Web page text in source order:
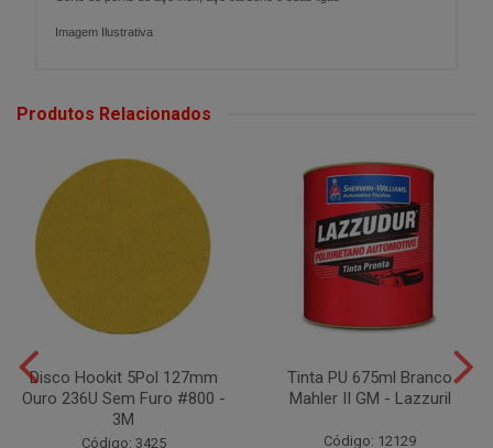
Imagem Ilustrativa
Produtos Relacionados
Disco Hookit 5Pol 127mm
Ouro 236U Sem Furo #800 -
3M
Código: 3425
Tinta PU 675ml Branco
Mahler II GM - Lazzuril
Código: 12129